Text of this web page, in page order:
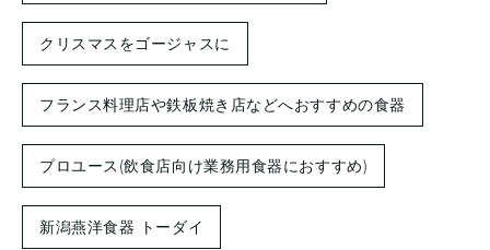
クリスマスをゴージャスに
フランス料理店や鉄板焼き店などへおすすめの食器
プロユース(飲食店向け業務用食器におすすめ)
新潟燕洋食器 トーダイ